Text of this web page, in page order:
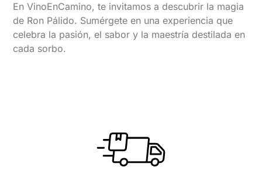
En VinoEnCamino, te invitamos a descubrir la magia
de Ron Pálido. Sumérgete en una experiencia que
celebra la pasión, el sabor y la maestría destilada en
cada sorbo.